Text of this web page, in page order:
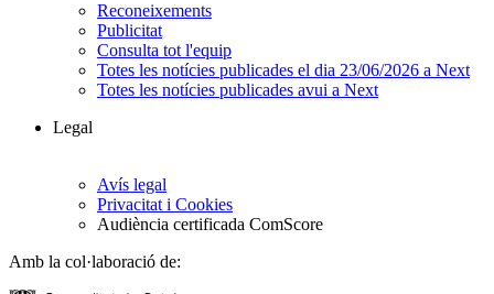
Reconeixements
Publicitat
Consulta tot l'equip
Totes les notícies publicades el dia 23/06/2026 a Next
Totes les notícies publicades avui a Next
Legal
Avís legal
Privacitat i Cookies
Audiència certificada ComScore
Amb la col·laboració de: